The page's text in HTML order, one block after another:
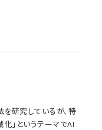
を研究しているが、特
」というテーマでAI